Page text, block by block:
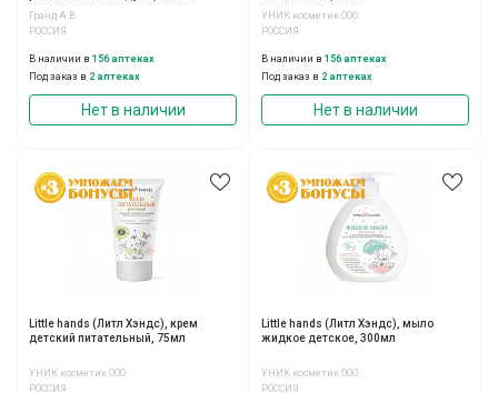
Гранд А.В.
РОССИЯ
В наличии в 156 аптеках
Под заказ в 2 аптеках
Нет в наличии
УНИК косметик ООО
РОССИЯ
В наличии в 156 аптеках
Под заказ в 2 аптеках
Нет в наличии
Little hands (Литл Хэндс), крем
детский питательный, 75мл
УНИК косметик ООО
РОССИЯ
Little hands (Литл Хэндс), мыло
жидкое детское, 300мл
УНИК косметик ООО
РОССИЯ